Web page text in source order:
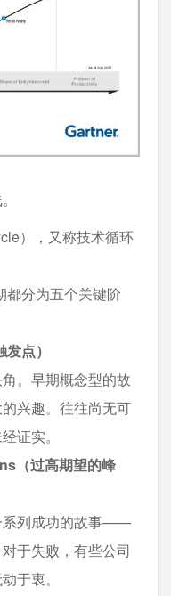
），又称技术循环
都分为五个关键阶
点）
。早期概念型的故
兴趣。往往尚无可
证实。
（过高期望的峰
系列成功的故事——
于失败，有些公司
于衷。